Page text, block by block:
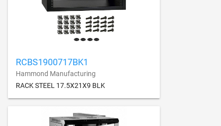
RCBS1900717BK1
Hammond Manufacturing
RACK STEEL 17.5X21X9 BLK